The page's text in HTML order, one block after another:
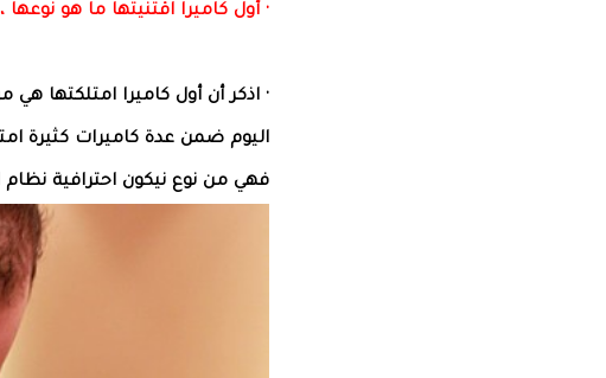
· أول كاميرا اقتنيتها ما هو نوعها
فهي من نوع نيكون احترافية نظام